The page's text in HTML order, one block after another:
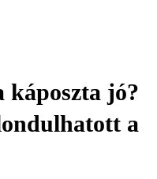
káposzta jó?
a